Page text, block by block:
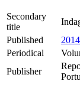
Secondary
title
Published
2014
Periodical
Publisher